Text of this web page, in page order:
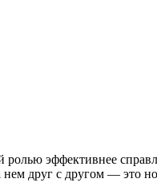
эффективнее
друг с другом — это